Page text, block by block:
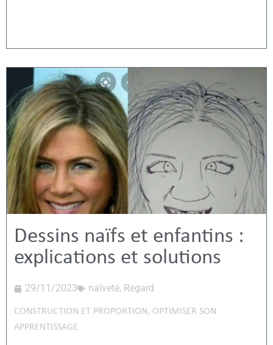
Dessins naïfs et enfantins :
explications et solutions
29/11/2023 naïveté, Regard
CONSTRUCTION ET PROPORTION, OPTIMISER SON
APPRENTISSAGE